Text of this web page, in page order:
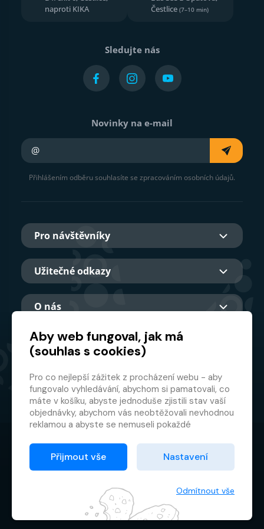
naproti KIKA
Čestlice (7–10 min)
Sledujte nás
Novinky na e-mail
Přihlášením odběru souhlasíte se zpracováním osobních údajů.
Pro návštěvníky
Užitečné odkazy
O nás
Hlavní partner
© 2026 GMF Aquapark Prague, a.s.
Ochrana osobních údajů
Smluvní podmínky
Správce cookies souborů
Aby web fungoval, jak má
(souhlas s cookies)
Pro co nejlepší zážitek z procházení webu - aby
fungovalo vyhledávání, abychom si pamatovali, co
máte v košíku, abyste jednoduše zjistili stav vaší
objednávky, abychom vás neobtěžovali nevhodnou
reklamou a abyste se nemuseli pokaždé
Proto od vás potřebujeme souhlas se
zpracováním souborů cookies
Děkujeme, že nám ho dáte a pomůžete nám tak
Přijmout vše Nastavení
Odmítnout vše